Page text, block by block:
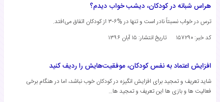
هراس شبانه در کودکان، دیشب خواب دیدم؟
ترس در خواب نسبتاً نادر است و تنها در %۶-۳ از کودکان اتفاق می‌افتد.
کد خبر: ۱۵۷۲۹۰
تاریخ انتشار: ۱۵ آبان ۱۳۹۶
افزایش اعتماد به نفس کودکان، موفقیت‌هایش را ردیف کنید
شاید تعریف و تمجید برای افزایش انگیزه در کودکان خوب نباشد، اما در هنگام برخی
فعالیت ها و بازی ها این تعریف و تمجید ها…